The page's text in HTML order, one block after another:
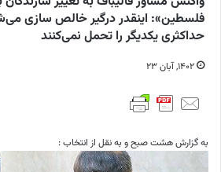
فلسطین»: اینقدر درگیر خالص سازی
حداکثری یکدیگر را تحمل نمی‌کنند
۱۴۰۲, آبان ۲۳
به گزارش هشت صبح و به نقل از انتخاب :